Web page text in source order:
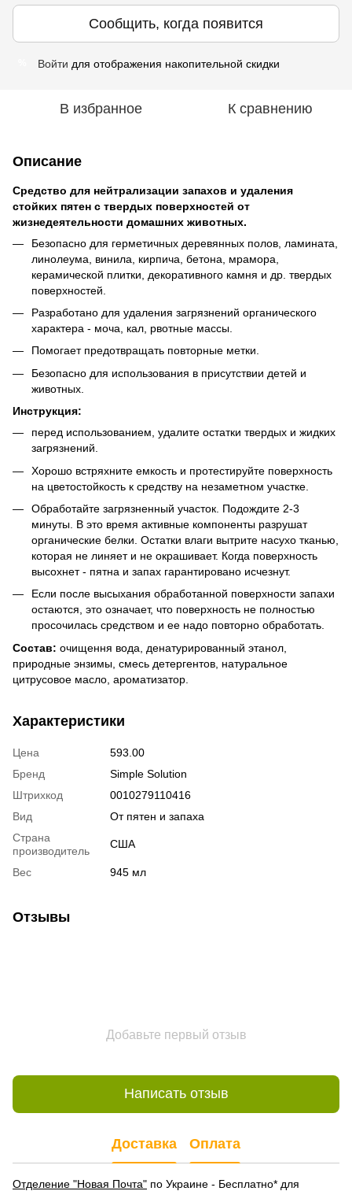
Сообщить, когда появится
Войти для отображения накопительной скидки
В избранное К сравнению
Описание
Cредство для нейтрализации запахов и удаления
стойких пятен c твердых поверхностей от
жизнедеятельности домашних животных.
Безопасно для герметичных деревянных полов, ламината,
линолеума, винила, кирпича, бетона, мрамора,
керамической плитки, декоративного камня и др. твердых
поверхностей.
Разработано для удаления загрязнений органического
характера - моча, кал, рвотные массы.
Помогает предотвращать повторные метки.
Безопасно для использования в присутствии детей и
животных.
Инструкция:
перед использованием, удалите остатки твердых и жидких
загрязнений.
Хорошо встряхните емкость и протестируйте поверхность
на цветостойкость к средству на незаметном участке.
Обработайте загрязненный участок. Подождите 2-3
минуты. В это время активные компоненты разрушат
органические белки. Остатки влаги вытрите насухо тканью,
которая не линяет и не окрашивает. Когда поверхность
высохнет - пятна и запах гарантировано исчезнут.
Если после высыхания обработанной поверхности запахи
остаются, это означает, что поверхность не полностью
просочилась средством и ее надо повторно обработать.
Состав: очищення вода, денатурированный этанол,
природные энзимы, смесь детергентов, натуральное
цитрусовое масло, ароматизатор.
Характеристики
Цена
593.00
Бренд
Simple Solution
Штрихкод
0010279110416
Вид
От пятен и запаха
Страна
производитель
США
Вес 945 мл
Отзывы
Добавьте первый отзыв
Написать отзыв
Доставка Оплата
Отделение "Новая Почта" по Украине - Бесплатно* для